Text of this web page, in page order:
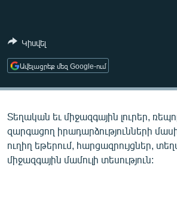
ՄԵԿՆԱԲԱՆՈՒԹՅՈՒՆ
ԿՈՐՈՆԱՎԻՐՈՒՍ
ԱՐԽԻՎ
ՏԵՍԱՆՅՈՒԹԵՐ
Կիսվել
Ավելացրեք մեզ Google-ում
Տեղական եւ միջազգային լուրեր,
զարգացող իրադարձությունների
ուղիղ եթերում, հարցազրույցներ,
միջազգային մամուլի տեսություն: